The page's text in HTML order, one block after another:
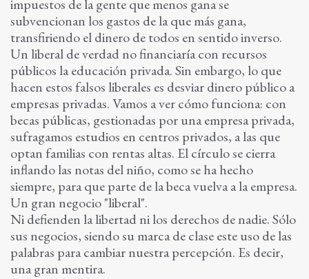
impuestos de la gente que menos gana se
subvencionan los gastos de la que más gana,
transfiriendo el dinero de todos en sentido inverso.
Un liberal de verdad no financiaría con recursos
públicos la educación privada. Sin embargo, lo que
hacen estos falsos liberales es desviar dinero público a
empresas privadas. Vamos a ver cómo funciona: con
becas públicas, gestionadas por una empresa privada,
sufragamos estudios en centros privados, a las que
optan familias con rentas altas. El círculo se cierra
inflando las notas del niño, como se ha hecho
siempre, para que parte de la beca vuelva a la empresa.
Un gran negocio "liberal".
Ni defienden la libertad ni los derechos de nadie. Sólo
sus negocios, siendo su marca de clase este uso de las
palabras para cambiar nuestra percepción. Es decir,
una gran mentira.